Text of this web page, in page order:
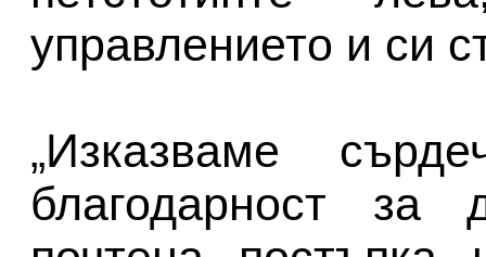
управлението и си
„Изказваме
благодарност за